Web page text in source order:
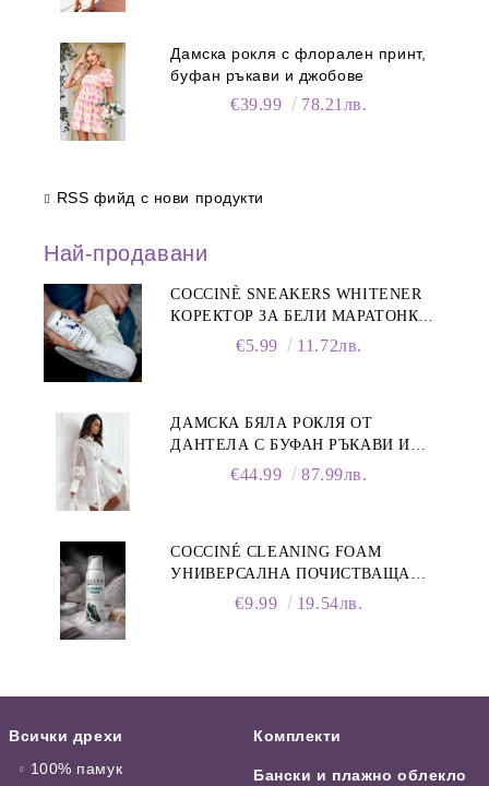
Дамска рокля с флорален принт,
буфан ръкави и джобове
€39.99 78.21лв.
RSS фийд с нови продукти
Най-продавани
COCCINÈ SNEAKERS WHITENER
КОРЕКТОР ЗА БЕЛИ МАРАТОНКИ,
€5.99 11.72лв.
ДАМСКА БЯЛА РОКЛЯ ОТ
ДАНТЕЛА С БУФАН РЪКАВИ И
€44.99 87.99лв.
COCCINÉ CLEANING FOAM
УНИВЕРСАЛНА ПОЧИСТВАЩА
ПЯНА ЗА ОБУВКИ, 150 МЛ
€9.99 19.54лв.
Всички дрехи
100% памук
Комплекти
Бански и плажно облекло